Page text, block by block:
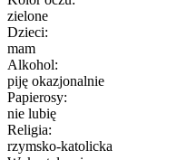
zielone
Dzieci:
mam
Alkohol:
piję okazjonalnie
Papierosy:
nie lubię
Religia:
rzymsko-katolicka